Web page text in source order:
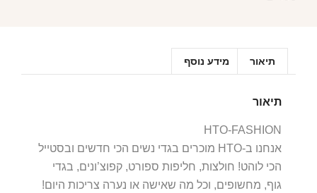
תיאור מידע נוסף
תיאור
HTO-FASHION
אנחנו ב-HTO מוכרים בגדי נשים הכי חדשים ובסטייל
הכי לוהט! חולצות, חליפות ספורט, קפוצ’ונים, בגדי
גוף, מחשופים, וכל מה שאישה או נערה צריכות היום!